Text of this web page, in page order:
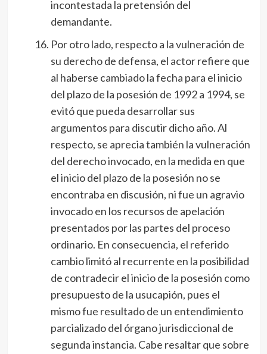
incontestada la pretensión del
demandante.
Por otro lado, respecto a la vulneración de
su derecho de defensa, el actor refiere que
al haberse cambiado la fecha para el inicio
del plazo de la posesión de 1992 a 1994, se
evitó que pueda desarrollar sus
argumentos para discutir dicho año. Al
respecto, se aprecia también la vulneración
del derecho invocado, en la medida en que
el inicio del plazo de la posesión no se
encontraba en discusión, ni fue un agravio
invocado en los recursos de apelación
presentados por las partes del proceso
ordinario. En consecuencia, el referido
cambio limitó al recurrente en la posibilidad
de contradecir el inicio de la posesión como
presupuesto de la usucapión, pues el
mismo fue resultado de un entendimiento
parcializado del órgano jurisdiccional de
segunda instancia. Cabe resaltar que sobre